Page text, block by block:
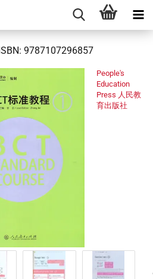
9787107296857
People's
Education
Press 人民教
育出版社